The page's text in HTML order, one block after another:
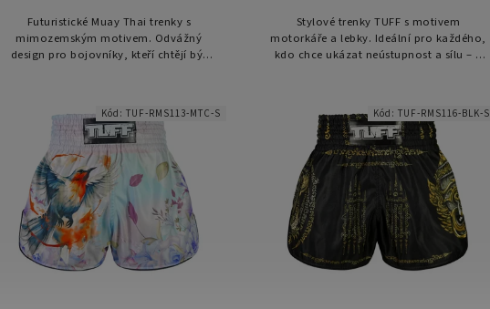
Futuristické Muay Thai trenky s
mimozemským motivem. Odvážný
design pro bojovníky, kteří chtějí být
Stylové trenky TUFF s motivem
motorkáře a lebky. Ideální pro každého,
kdo chce ukázat neústupnost a sílu – v
Kód:TUF-RMS113-MTC-S Kód:TUF-RMS116-BLK-S